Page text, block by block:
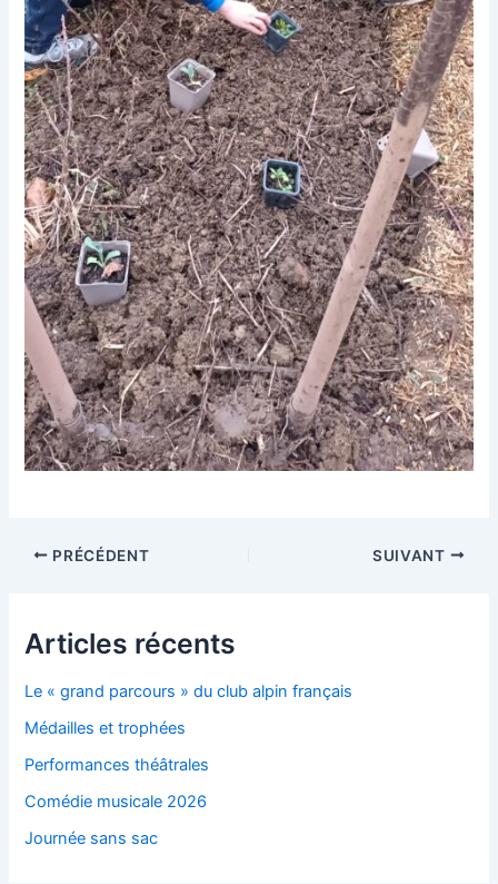
NavigationPRÉCÉDENT SUIVANT
Articles récents
Le « grand parcours » du club alpin français
Médailles et trophées
Performances théâtrales
Comédie musicale 2026
Journée sans sac